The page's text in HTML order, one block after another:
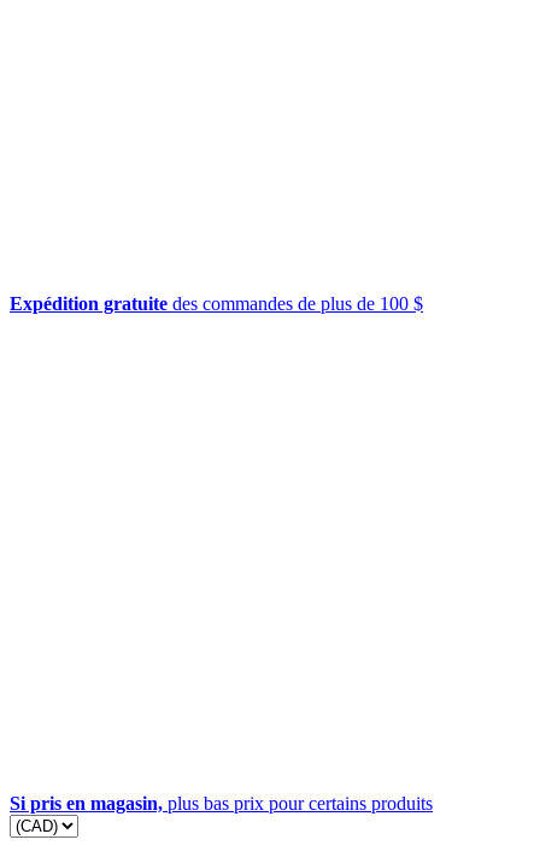
Expédition gratuite des commandes de plus de 100 $
Si pris en magasin, plus bas prix pour certains produits